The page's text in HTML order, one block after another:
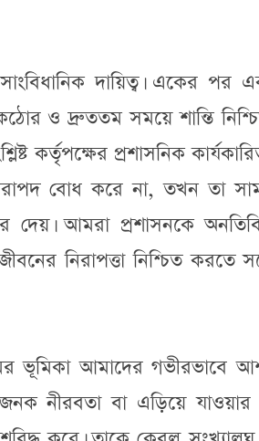
সাংবিধানিক দায়িত্ব। একের
ও দ্রুততম সময়ে শান্তি
কর্তৃপক্ষের প্রশাসনিক
বোধ করে না, তখন তা
আমরা প্রশাসনকে
নিরাপত্তা নিশ্চিত করতে
ভূমিকা আমাদের গভীরভাবে
নীরবতা বা এড়িয়ে যাওয়ার